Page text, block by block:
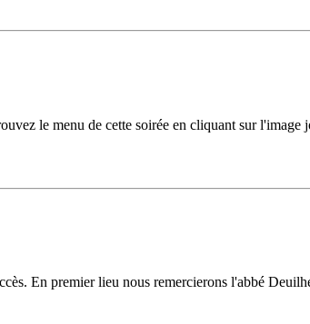
le menu de cette soirée en cliquant sur l'image
En premier lieu nous remercierons l'abbé